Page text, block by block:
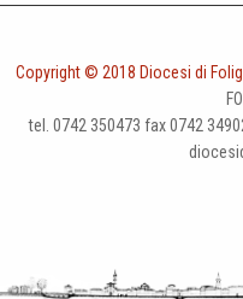
Copyright © 2018 Diocesi di
tel. 0742 350473 fax 0742